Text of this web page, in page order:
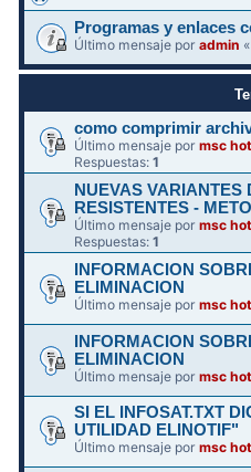
Programas y enlaces
Último mensaje poradmin
como comprimir
Último mensaje pormsc
Respuestas:1
NUEVAS VARIANTES
RESISTENTES -
Último mensaje pormsc
Respuestas:1
INFORMACION
ELIMINACION
Último mensaje pormsc
INFORMACION
ELIMINACION
Último mensaje pormsc
SI EL INFOSAT.TXT
UTILIDAD ELINOTIF"
Último mensaje pormsc